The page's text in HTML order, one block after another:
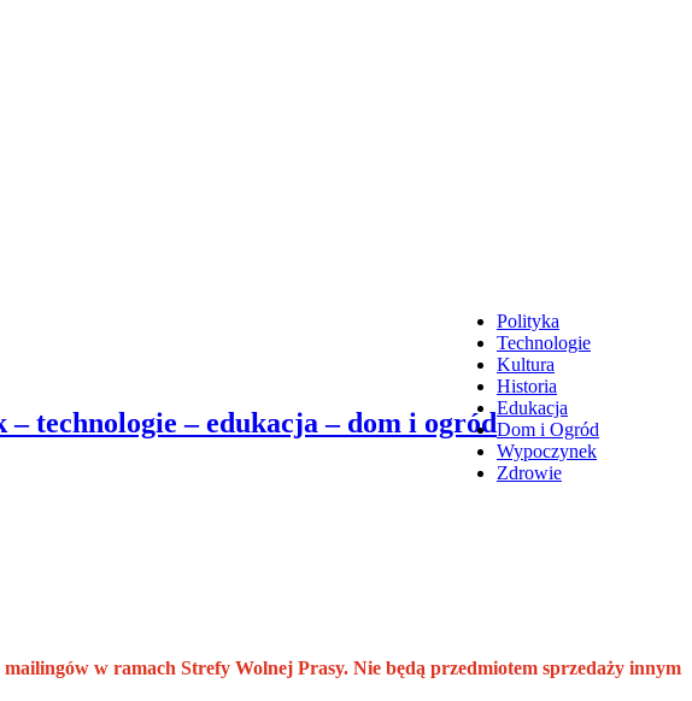
technologie – edukacja – dom i ogród
Polityka
Technologie
Kultura
Historia
Edukacja
Dom i Ogród
Wypoczynek
Zdrowie
w ramach Strefy Wolnej Prasy. Nie będą przedmiotem sprzedaży innym